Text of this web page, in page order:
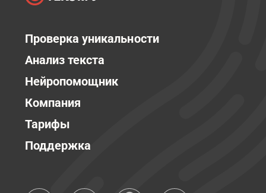
Проверка уникальности
Анализ текста
Нейропомощник
Компания
Тарифы
Поддержка